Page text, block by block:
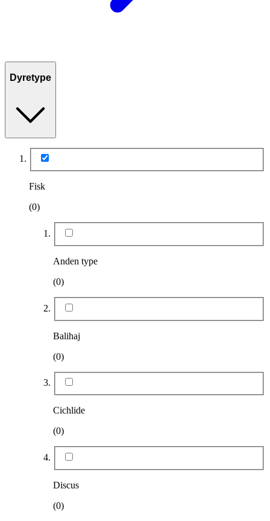
Dyretype
Fisk
(0)
Anden type
(0)
Balihaj
(0)
Cichlide
(0)
Discus
(0)